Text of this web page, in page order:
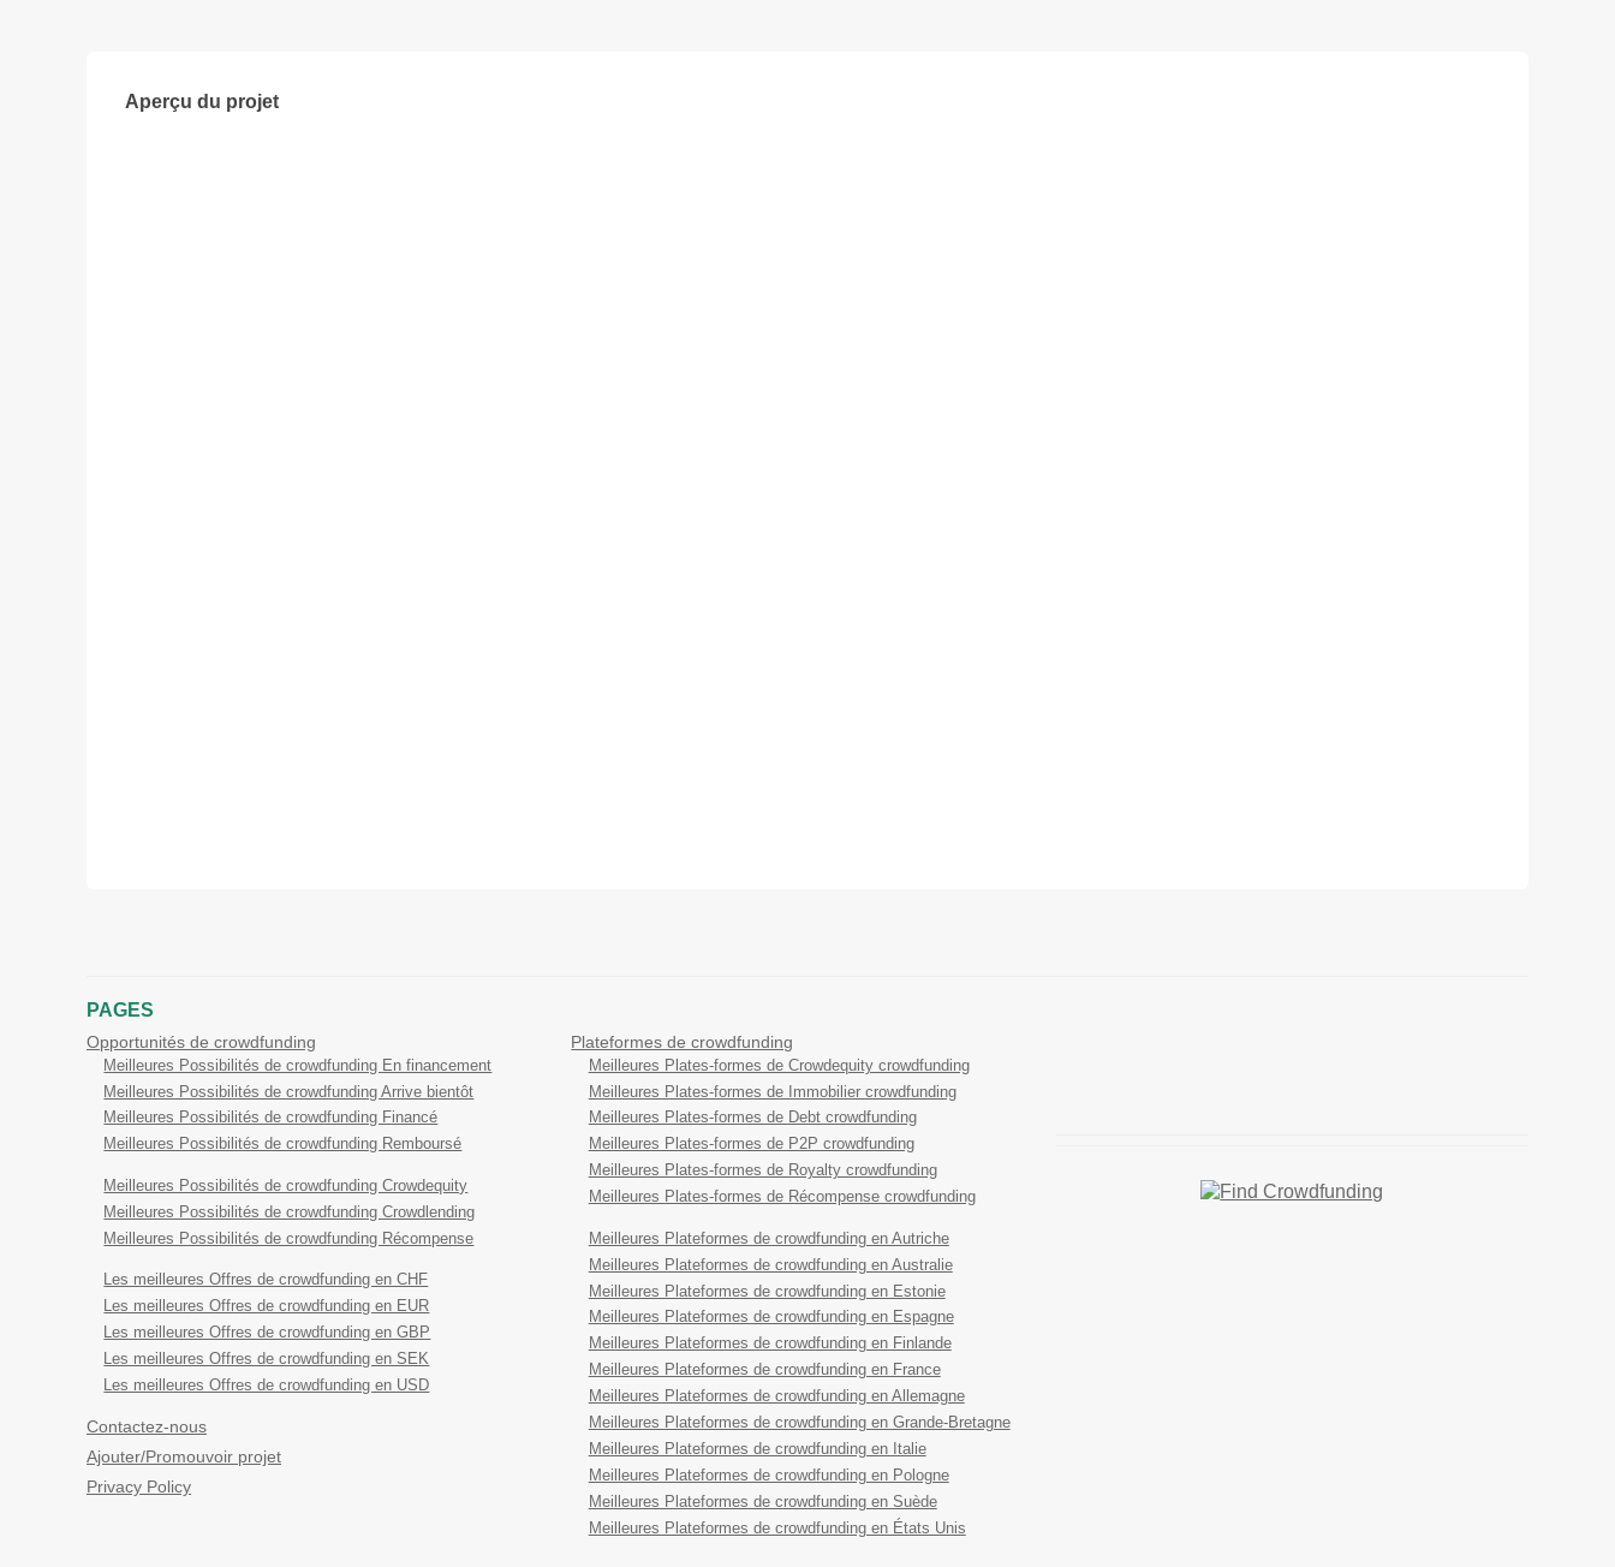
Aperçu du projet
PAGES
Opportunités de crowdfunding
Meilleures Possibilités de crowdfunding En financement
Meilleures Possibilités de crowdfunding Arrive bientôt
Meilleures Possibilités de crowdfunding Financé
Meilleures Possibilités de crowdfunding Remboursé
Meilleures Possibilités de crowdfunding Crowdequity
Meilleures Possibilités de crowdfunding Crowdlending
Meilleures Possibilités de crowdfunding Récompense
Les meilleures Offres de crowdfunding en CHF
Les meilleures Offres de crowdfunding en EUR
Les meilleures Offres de crowdfunding en GBP
Les meilleures Offres de crowdfunding en SEK
Les meilleures Offres de crowdfunding en USD
Contactez-nous
Ajouter/Promouvoir projet
Privacy Policy
Plateformes de crowdfunding
Meilleures Plates-formes de Crowdequity crowdfunding
Meilleures Plates-formes de Immobilier crowdfunding
Meilleures Plates-formes de Debt crowdfunding
Meilleures Plates-formes de P2P crowdfunding
Meilleures Plates-formes de Royalty crowdfunding
Meilleures Plates-formes de Récompense crowdfunding
Meilleures Plateformes de crowdfunding en Autriche
Meilleures Plateformes de crowdfunding en Australie
Meilleures Plateformes de crowdfunding en Estonie
Meilleures Plateformes de crowdfunding en Espagne
Meilleures Plateformes de crowdfunding en Finlande
Meilleures Plateformes de crowdfunding en France
Meilleures Plateformes de crowdfunding en Allemagne
Meilleures Plateformes de crowdfunding en Grande-Bretagne
Meilleures Plateformes de crowdfunding en Italie
Meilleures Plateformes de crowdfunding en Pologne
Meilleures Plateformes de crowdfunding en Suède
Meilleures Plateformes de crowdfunding en États Unis